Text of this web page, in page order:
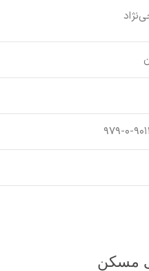
۰-۲
مسکن